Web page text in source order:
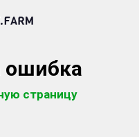
ошибка
страницу